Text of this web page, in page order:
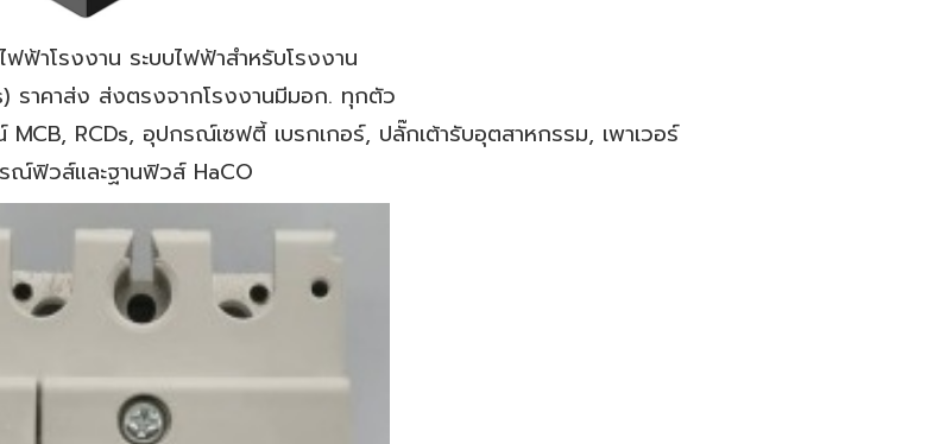
าโรงงาน ระบบไฟฟ้าสำหรับโรงงาน
ราคาส่ง ส่งตรงจากโรงงานมีมอก. ทุกตัว
RCDs, อุปกรณ์เซฟตี้ เบรกเกอร์, ปลั๊กเต้ารับอุตสาหกรรม, เพาเวอร์
ฟิวส์และฐานฟิวส์ HaCO